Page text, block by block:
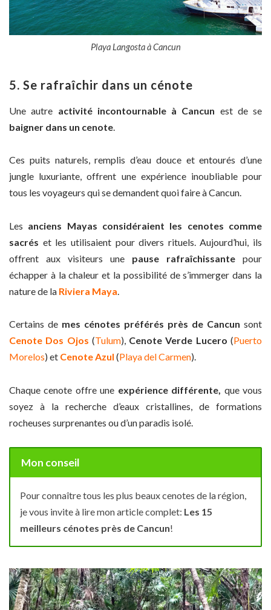
Playa Langosta à Cancun
5. Se rafraîchir dans un cénote
Une autre activité incontournable à Cancun est de se
baigner dans un cenote.
Ces puits naturels, remplis d’eau douce et entourés d’une
jungle luxuriante, offrent une expérience inoubliable pour
tous les voyageurs qui se demandent quoi faire à Cancun.
Les anciens Mayas considéraient les cenotes comme
sacrés et les utilisaient pour divers rituels. Aujourd’hui, ils
offrent aux visiteurs une pause rafraîchissante pour
échapper à la chaleur et la possibilité de s’immerger dans la
nature de la Riviera Maya.
Certains de mes cénotes préférés près de Cancun sont
Cenote Dos Ojos (Tulum), Cenote Verde Lucero (Puerto
Morelos) et Cenote Azul (Playa del Carmen).
Chaque cenote offre une expérience différente, que vous
soyez à la recherche d’eaux cristallines, de formations
rocheuses surprenantes ou d’un paradis isolé.
Mon conseil
Pour connaître tous les plus beaux cenotes de la région,
je vous invite à lire mon article complet: Les 15
meilleurs cénotes près de Cancun!